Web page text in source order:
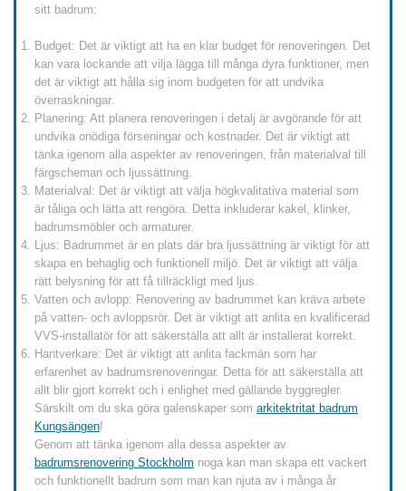
sitt badrum:
Budget: Det är viktigt att ha en klar budget för renoveringen. Det
kan vara lockande att vilja lägga till många dyra funktioner, men
det är viktigt att hålla sig inom budgeten för att undvika
överraskningar.
Planering: Att planera renoveringen i detalj är avgörande för att
undvika onödiga förseningar och kostnader. Det är viktigt att
tänka igenom alla aspekter av renoveringen, från materialval till
färgscheman och ljussättning.
Materialval: Det är viktigt att välja högkvalitativa material som
är tåliga och lätta att rengöra. Detta inkluderar kakel, klinker,
badrumsmöbler och armaturer.
Ljus: Badrummet är en plats där bra ljussättning är viktigt för att
skapa en behaglig och funktionell miljö. Det är viktigt att välja
rätt belysning för att få tillräckligt med ljus.
Vatten och avlopp: Renovering av badrummet kan kräva arbete
på vatten- och avloppsrör. Det är viktigt att anlita en kvalificerad
VVS-installatör för att säkerställa att allt är installerat korrekt.
Hantverkare: Det är viktigt att anlita fackmän som har
erfarenhet av badrumsrenoveringar. Detta för att säkerställa att
allt blir gjort korrekt och i enlighet med gällande byggregler.
Särskilt om du ska göra galenskaper som arkitektritat badrum
Kungsängen!
Genom att tänka igenom alla dessa aspekter av
badrumsrenovering Stockholm noga kan man skapa ett vackert
och funktionellt badrum som man kan njuta av i många år